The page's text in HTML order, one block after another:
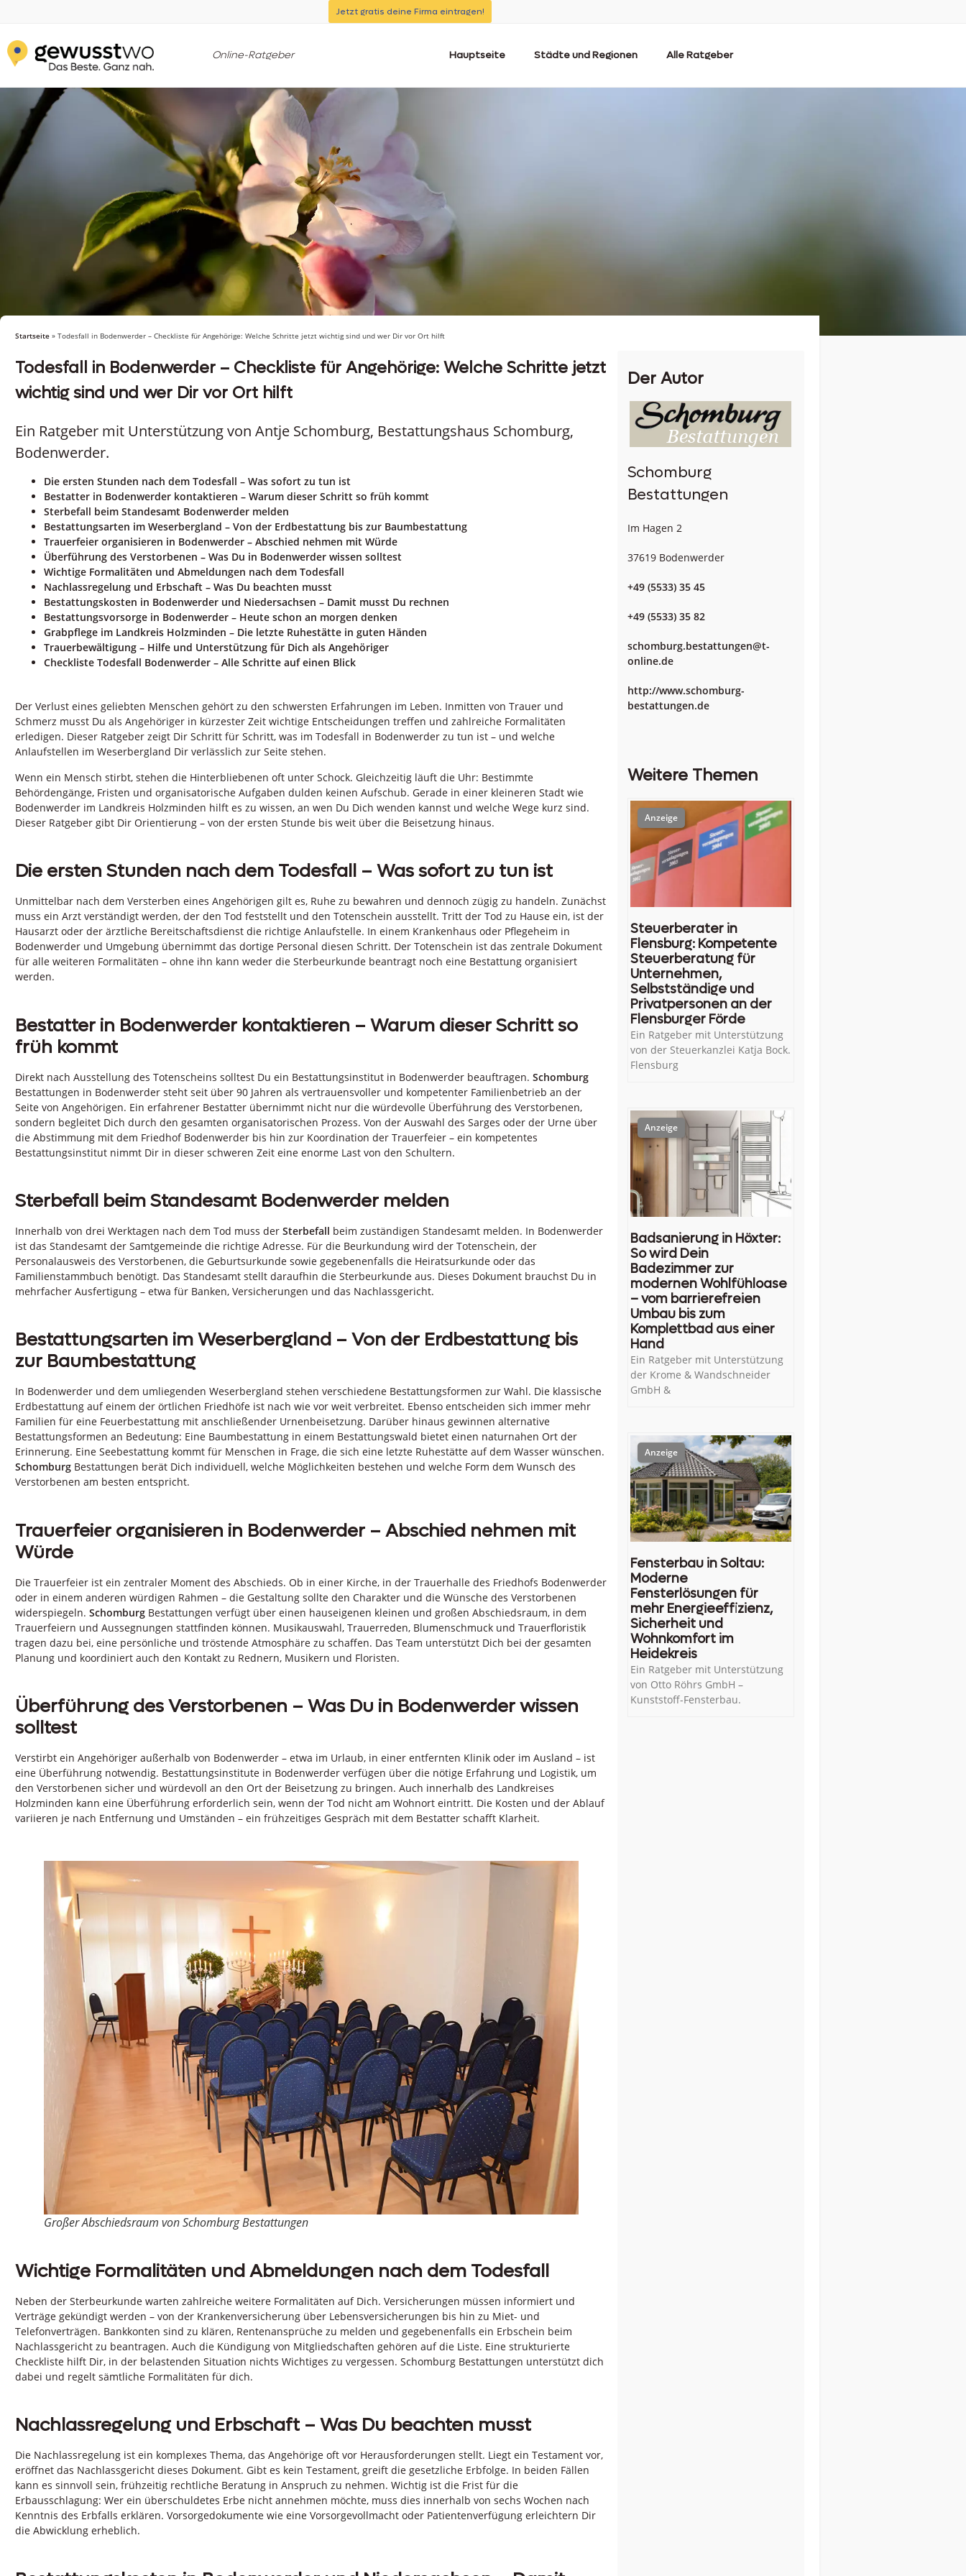
Jetzt gratis deine Firma eintragen!
Online-Ratgeber Hauptseite Städte und Regionen Alle Ratgeber
Startseite » Todesfall in Bodenwerder – Checkliste für Angehörige: Welche Schritte jetzt wichtig sind und wer Dir vor Ort hilft
Todesfall in Bodenwerder – Checkliste für Angehörige: Welche Schritte jetzt
wichtig sind und wer Dir vor Ort hilft
Ein Ratgeber mit Unterstützung von Antje Schomburg, Bestattungshaus Schomburg,
Bodenwerder.
Die ersten Stunden nach dem Todesfall – Was sofort zu tun ist
Bestatter in Bodenwerder kontaktieren – Warum dieser Schritt so früh kommt
Sterbefall beim Standesamt Bodenwerder melden
Bestattungsarten im Weserbergland – Von der Erdbestattung bis zur Baumbestattung
Trauerfeier organisieren in Bodenwerder – Abschied nehmen mit Würde
Überführung des Verstorbenen – Was Du in Bodenwerder wissen solltest
Wichtige Formalitäten und Abmeldungen nach dem Todesfall
Nachlassregelung und Erbschaft – Was Du beachten musst
Bestattungskosten in Bodenwerder und Niedersachsen – Damit musst Du rechnen
Bestattungsvorsorge in Bodenwerder – Heute schon an morgen denken
Grabpflege im Landkreis Holzminden – Die letzte Ruhestätte in guten Händen
Trauerbewältigung – Hilfe und Unterstützung für Dich als Angehöriger
Checkliste Todesfall Bodenwerder – Alle Schritte auf einen Blick
Der Verlust eines geliebten Menschen gehört zu den schwersten Erfahrungen im Leben. Inmitten von Trauer und
Schmerz musst Du als Angehöriger in kürzester Zeit wichtige Entscheidungen treffen und zahlreiche Formalitäten
erledigen. Dieser Ratgeber zeigt Dir Schritt für Schritt, was im Todesfall in Bodenwerder zu tun ist – und welche
Anlaufstellen im Weserbergland Dir verlässlich zur Seite stehen.
Wenn ein Mensch stirbt, stehen die Hinterbliebenen oft unter Schock. Gleichzeitig läuft die Uhr: Bestimmte
Behördengänge, Fristen und organisatorische Aufgaben dulden keinen Aufschub. Gerade in einer kleineren Stadt wie
Bodenwerder im Landkreis Holzminden hilft es zu wissen, an wen Du Dich wenden kannst und welche Wege kurz sind.
Dieser Ratgeber gibt Dir Orientierung – von der ersten Stunde bis weit über die Beisetzung hinaus.
Die ersten Stunden nach dem Todesfall – Was sofort zu tun ist
Unmittelbar nach dem Versterben eines Angehörigen gilt es, Ruhe zu bewahren und dennoch zügig zu handeln. Zunächst
muss ein Arzt verständigt werden, der den Tod feststellt und den Totenschein ausstellt. Tritt der Tod zu Hause ein, ist der
Hausarzt oder der ärztliche Bereitschaftsdienst die richtige Anlaufstelle. In einem Krankenhaus oder Pflegeheim in
Bodenwerder und Umgebung übernimmt das dortige Personal diesen Schritt. Der Totenschein ist das zentrale Dokument
für alle weiteren Formalitäten – ohne ihn kann weder die Sterbeurkunde beantragt noch eine Bestattung organisiert
werden.
Bestatter in Bodenwerder kontaktieren – Warum dieser Schritt so
früh kommt
Direkt nach Ausstellung des Totenscheins solltest Du ein Bestattungsinstitut in Bodenwerder beauftragen. Schomburg
Bestattungen in Bodenwerder steht seit über 90 Jahren als vertrauensvoller und kompetenter Familienbetrieb an der
Seite von Angehörigen. Ein erfahrener Bestatter übernimmt nicht nur die würdevolle Überführung des Verstorbenen,
sondern begleitet Dich durch den gesamten organisatorischen Prozess. Von der Auswahl des Sarges oder der Urne über
die Abstimmung mit dem Friedhof Bodenwerder bis hin zur Koordination der Trauerfeier – ein kompetentes
Bestattungsinstitut nimmt Dir in dieser schweren Zeit eine enorme Last von den Schultern.
Sterbefall beim Standesamt Bodenwerder melden
Innerhalb von drei Werktagen nach dem Tod muss der Sterbefall beim zuständigen Standesamt melden. In Bodenwerder
ist das Standesamt der Samtgemeinde die richtige Adresse. Für die Beurkundung wird der Totenschein, der
Personalausweis des Verstorbenen, die Geburtsurkunde sowie gegebenenfalls die Heiratsurkunde oder das
Familienstammbuch benötigt. Das Standesamt stellt daraufhin die Sterbeurkunde aus. Dieses Dokument brauchst Du in
mehrfacher Ausfertigung – etwa für Banken, Versicherungen und das Nachlassgericht.
Bestattungsarten im Weserbergland – Von der Erdbestattung bis
zur Baumbestattung
In Bodenwerder und dem umliegenden Weserbergland stehen verschiedene Bestattungsformen zur Wahl. Die klassische
Erdbestattung auf einem der örtlichen Friedhöfe ist nach wie vor weit verbreitet. Ebenso entscheiden sich immer mehr
Familien für eine Feuerbestattung mit anschließender Urnenbeisetzung. Darüber hinaus gewinnen alternative
Bestattungsformen an Bedeutung: Eine Baumbestattung in einem Bestattungswald bietet einen naturnahen Ort der
Erinnerung. Eine Seebestattung kommt für Menschen in Frage, die sich eine letzte Ruhestätte auf dem Wasser wünschen.
Schomburg Bestattungen berät Dich individuell, welche Möglichkeiten bestehen und welche Form dem Wunsch des
Verstorbenen am besten entspricht.
Trauerfeier organisieren in Bodenwerder – Abschied nehmen mit
Würde
Die Trauerfeier ist ein zentraler Moment des Abschieds. Ob in einer Kirche, in der Trauerhalle des Friedhofs Bodenwerder
oder in einem anderen würdigen Rahmen – die Gestaltung sollte den Charakter und die Wünsche des Verstorbenen
widerspiegeln. Schomburg Bestattungen verfügt über einen hauseigenen kleinen und großen Abschiedsraum, in dem
Trauerfeiern und Aussegnungen stattfinden können. Musikauswahl, Trauerreden, Blumenschmuck und Trauerfloristik
tragen dazu bei, eine persönliche und tröstende Atmosphäre zu schaffen. Das Team unterstützt Dich bei der gesamten
Planung und koordiniert auch den Kontakt zu Rednern, Musikern und Floristen.
Überführung des Verstorbenen – Was Du in Bodenwerder wissen
solltest
Verstirbt ein Angehöriger außerhalb von Bodenwerder – etwa im Urlaub, in einer entfernten Klinik oder im Ausland – ist
eine Überführung notwendig. Bestattungsinstitute in Bodenwerder verfügen über die nötige Erfahrung und Logistik, um
den Verstorbenen sicher und würdevoll an den Ort der Beisetzung zu bringen. Auch innerhalb des Landkreises
Holzminden kann eine Überführung erforderlich sein, wenn der Tod nicht am Wohnort eintritt. Die Kosten und der Ablauf
variieren je nach Entfernung und Umständen – ein frühzeitiges Gespräch mit dem Bestatter schafft Klarheit.
GroßerAbschiedsraum von Schomburg Bestattungen
Wichtige Formalitäten und Abmeldungen nach dem Todesfall
Neben der Sterbeurkunde warten zahlreiche weitere Formalitäten auf Dich. Versicherungen müssen informiert und
Verträge gekündigt werden – von der Krankenversicherung über Lebensversicherungen bis hin zu Miet- und
Telefonverträgen. Bankkonten sind zu klären, Rentenansprüche zu melden und gegebenenfalls ein Erbschein beim
Nachlassgericht zu beantragen. Auch die Kündigung von Mitgliedschaften gehören auf die Liste. Eine strukturierte
Checkliste hilft Dir, in der belastenden Situation nichts Wichtiges zu vergessen. Schomburg Bestattungen unterstützt dich
dabei und regelt sämtliche Formalitäten für dich.
Nachlassregelung und Erbschaft – Was Du beachten musst
Die Nachlassregelung ist ein komplexes Thema, das Angehörige oft vor Herausforderungen stellt. Liegt ein Testament vor,
eröffnet das Nachlassgericht dieses Dokument. Gibt es kein Testament, greift die gesetzliche Erbfolge. In beiden Fällen
kann es sinnvoll sein, frühzeitig rechtliche Beratung in Anspruch zu nehmen. Wichtig ist die Frist für die
Erbausschlagung: Wer ein überschuldetes Erbe nicht annehmen möchte, muss dies innerhalb von sechs Wochen nach
Kenntnis des Erbfalls erklären. Vorsorgedokumente wie eine Vorsorgevollmacht oder Patientenverfügung erleichtern Dir
die Abwicklung erheblich.
Der Autor
Schomburg
Bestattungen
Im Hagen 2
37619 Bodenwerder
+49 (5533) 35 45
+49 (5533) 35 82
schomburg.bestattungen@t-
online.de
http://www.schomburg-
bestattungen.de
Weitere Themen
Steuerberater in
Flensburg: Kompetente
Steuerberatung für
Unternehmen,
Selbstständige und
Privatpersonen an der
Flensburger Förde
Ein Ratgeber mit Unterstützung
von der Steuerkanzlei Katja Bock.
Flensburg
Badsanierung in Höxter:
So wird Dein
Badezimmer zur
modernen Wohlfühloase
– vom barrierefreien
Umbau bis zum
Komplettbad aus einer
Hand
Ein Ratgeber mit Unterstützung
der Krome & Wandschneider
GmbH &
Fensterbau in Soltau:
Moderne
Fensterlösungen für
mehr Energieeffizienz,
Sicherheit und
Wohnkomfort im
Heidekreis
Ein Ratgeber mit Unterstützung
von Otto Röhrs GmbH –
Kunststoff-Fensterbau.